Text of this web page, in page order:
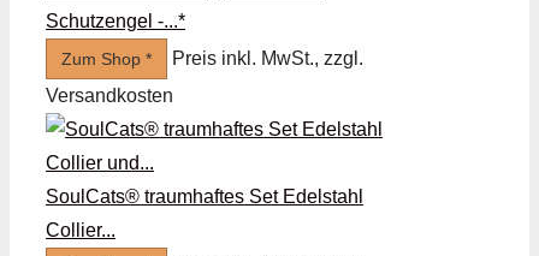
Schutzengel -...*
Zum Shop *
Preis inkl. MwSt., zzgl.
Versandkosten
SoulCats® traumhaftes Set Edelstahl
Collier...